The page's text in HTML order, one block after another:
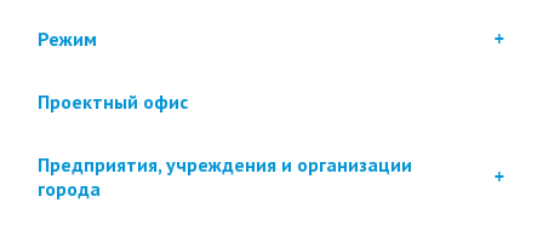
Режим
Проектный офис
Предприятия, учреждения и организации
города